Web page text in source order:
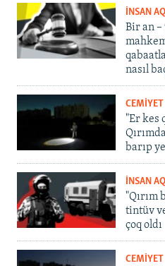
İNSAN
Bir an –
nasıl
CEMİYET
"Er kes
barıp
İNSAN
tintüv
çoq oldı
CEMİYET